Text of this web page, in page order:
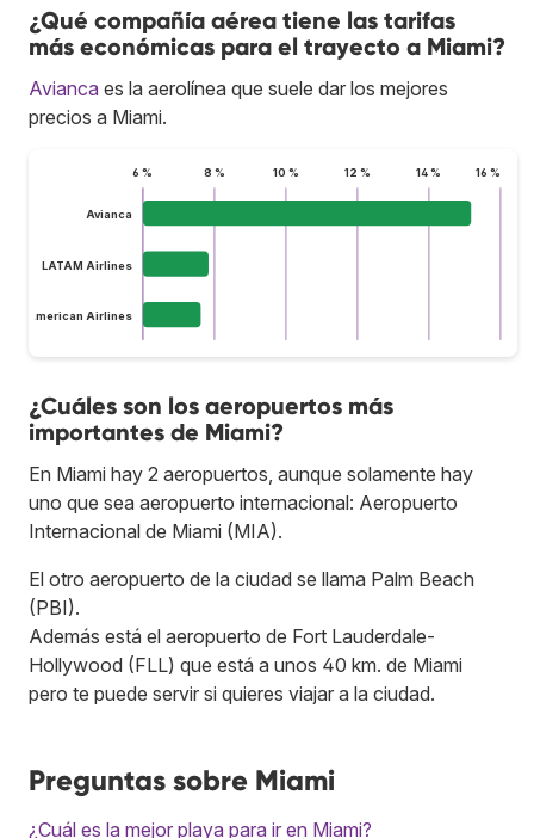
¿Qué compañía aérea tiene las tarifas
más económicas para el trayecto a Miami?
Avianca es la aerolínea que suele dar los mejores
precios a Miami.
6 % 8 % 10 % 12 % 14 % 16 %
Avianca
LATAM Airlines
American Airlines
¿Cuáles son los aeropuertos más
importantes de Miami?
En Miami hay 2 aeropuertos, aunque solamente hay
uno que sea aeropuerto internacional: Aeropuerto
Internacional de Miami (MIA).
El otro aeropuerto de la ciudad se llama Palm Beach
(PBI).
Además está el aeropuerto de Fort Lauderdale-
Hollywood (FLL) que está a unos 40 km. de Miami
pero te puede servir si quieres viajar a la ciudad.
Preguntas sobre Miami
¿Cuál es la mejor playa para ir en Miami?